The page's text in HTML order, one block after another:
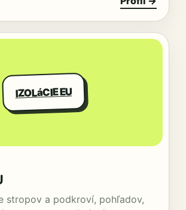
IZOLáCIE EU
stropov a podkroví, pohľadov,